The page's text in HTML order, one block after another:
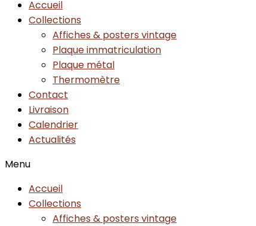
Accueil
Collections
Affiches & posters vintage
Plaque immatriculation
Plaque métal
Thermomètre
Contact
Livraison
Calendrier
Actualités
Menu
Accueil
Collections
Affiches & posters vintage